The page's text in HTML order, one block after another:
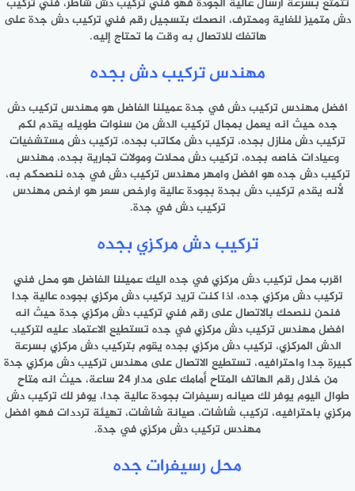
دش متميز للغاية ومحترف، انصحك بتسجيل رقم فني تركيب دش جدة على
هاتفك للاتصال به وقت ما تحتاج إليه.
مهندس تركيب دش بجده
افضل مهندس تركيب دش في جدة عميلنا الفاضل هو مهندس تركيب دش
جده حيث انه يعمل بمجال تركيب الدش من سنوات طويله يقدم لكم
تركيب دش منازل بجده، تركيب دش مكاتب بجده، تركيب دش مستشفيات
وعيادات خاصه بجده، تركيب دش محلات ومولات تجارية بجده، مهندس
تركيب دش جده هو افضل وامهر مهندس تركيب دش في جده ننصحكم به،
لأنه يقدم تركيب دش بجدة بجودة عالية وارخص سعر هو ارخص مهندس
تركيب دش في جدة.
تركيب دش مركزي بجده
اقرب محل تركيب دش مركزي في جده اليك عميلنا الفاضل هو محل فني
تركيب دش مركزي جده، اذا كنت تريد تركيب دش مركزي بجوده عالية جدا
فنحن ننصحك بالاتصال على رقم فني تركيب دش مركزي جدة حيث انه
افضل مهندس تركيب دش مركزي في جده تستطيع الاعتماد عليه لتركيب
الدش المركزي، تركيب دش مركزي بجده يقوم بتركيب دش مركزي بسرعة
كبيرة جدا واحترافيه، تستطيع الاتصال على مهندس تركيب دش مركزي جدة
من خلال رقم الهاتف المتاح أمامك على مدار 24 ساعة، حيث انه متاح
طوال اليوم يوفر لك صيانه رسيفرات بجودة عالية جدا، يوفر لك تركيب دش
مركزي باحترافيه، تركيب شاشات، صيانة شاشات، تهيئة ترددات فهو افضل
مهندس تركيب دش مركزي في جدة.
محل رسيفرات جده